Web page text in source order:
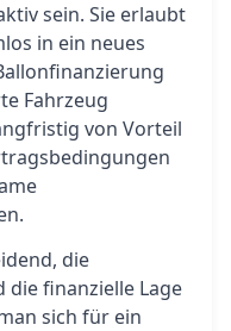
sein. Sie erlaubt
in ein neues
Fahrzeug
von Vorteil
die
die finanzielle Lage
sich für ein